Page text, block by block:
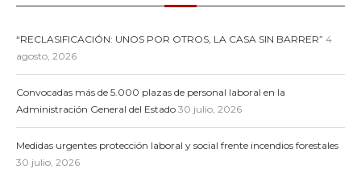
“RECLASIFICACIÓN: UNOS POR OTROS, LA CASA SIN BARRER” 4
agosto, 2026
Convocadas más de 5.000 plazas de personal laboral en la
Administración General del Estado 30 julio, 2026
Medidas urgentes protección laboral y social frente incendios forestales
30 julio, 2026